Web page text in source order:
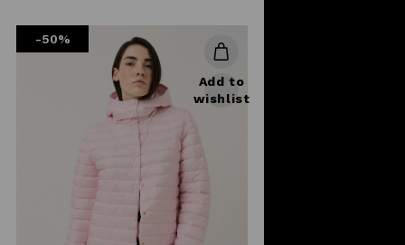
-50%
Add to
wishlist